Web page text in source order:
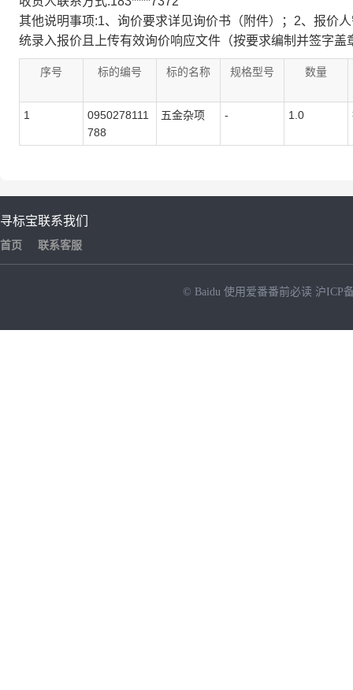
其他说明事项:1、询价要求详见询价书（附件）；2、报价
统录入报价且上传有效询价响应文件（按要求编制并签字
序号 标的编号 标的名称 规格型号 数量
1
0950278111
788
五金杂项 - 1.0
寻标宝
首页
联系我们
联系客服
© Baidu 使用爱番番前必读 沪ICP